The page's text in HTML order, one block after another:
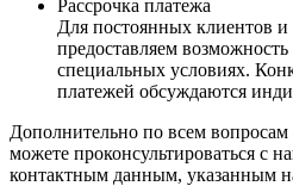
Рассрочка платежа
Для постоянных клиентов
предоставляем
специальных условиях.
платежей обсуждаются
Дополнительно по всем
можете проконсультироваться с
контактным данным, указанным